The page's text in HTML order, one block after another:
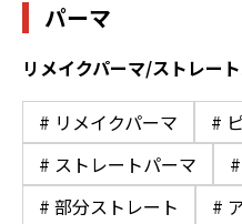
パーマ
リメイクパーマ/ストレー
# リメイクパーマ
#
# ストレートパーマ
# 部分ストレート
#